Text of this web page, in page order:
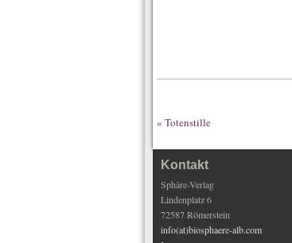
« Totenstille
Kontakt
Sphäre-Verlag
Lindenplatz 6
72587 Römerstein
info(at)biosphaere-alb.com